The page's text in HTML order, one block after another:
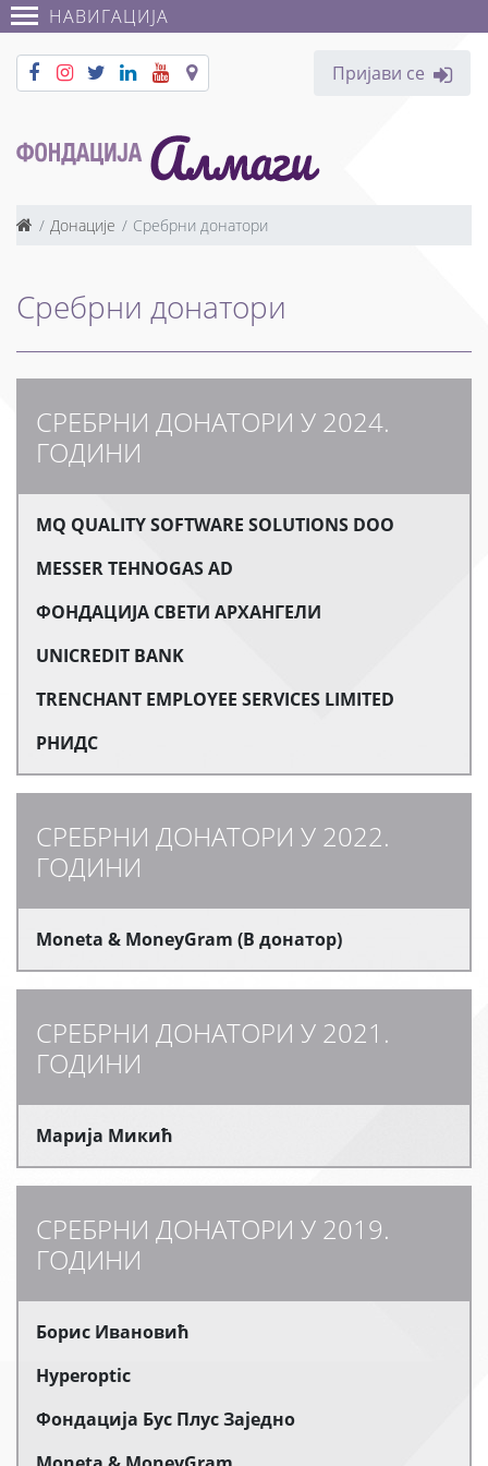
НАВИГАЦИЈА
Пријави се
Донације Сребрни донатори
Сребрни донатори
СРЕБРНИ ДОНАТОРИ У 2024.
ГОДИНИ
MQ QUALITY SOFTWARE SOLUTIONS DOO
MESSER TEHNOGAS AD
ФОНДАЦИЈА СВЕТИ АРХАНГЕЛИ
UNICREDIT BANK
TRENCHANT EMPLOYEE SERVICES LIMITED
РНИДС
СРЕБРНИ ДОНАТОРИ У 2022.
ГОДИНИ
Moneta & MoneyGram (В донатор)
СРЕБРНИ ДОНАТОРИ У 2021.
ГОДИНИ
Марија Микић
СРЕБРНИ ДОНАТОРИ У 2019.
ГОДИНИ
Борис Ивановић
Hyperoptic
Фондација Бус Плус Заједно